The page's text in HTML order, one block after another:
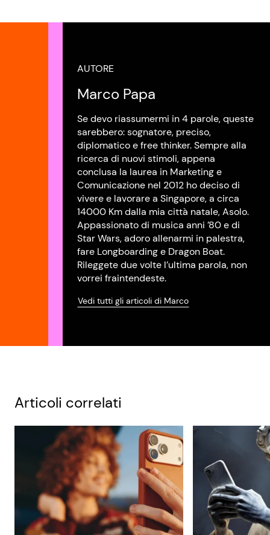
AUTORE
Marco Papa
Se devo riassumermi in 4 parole, queste
sarebbero: sognatore, preciso,
diplomatico e free thinker. Sempre alla
ricerca di nuovi stimoli, appena
conclusa la laurea in Marketing e
Comunicazione nel 2012 ho deciso di
vivere e lavorare a Singapore, a circa
14000 Km dalla mia città natale, Asolo.
Appassionato di musica anni ’80 e di
Star Wars, adoro allenarmi in palestra,
fare Longboarding e Dragon Boat.
Rileggete due volte l’ultima parola, non
vorrei fraintendeste.
Vedi tutti gli articoli di Marco
Articoli correlati